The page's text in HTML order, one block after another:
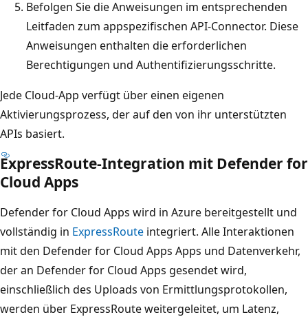
Befolgen Sie die Anweisungen im entsprechenden
Leitfaden zum appspezifischen API-Connector. Diese
Anweisungen enthalten die erforderlichen
Berechtigungen und Authentifizierungsschritte.
Jede Cloud-App verfügt über einen eigenen
Aktivierungsprozess, der auf den von ihr unterstützten
APIs basiert.
ExpressRoute-Integration mit Defender for
Cloud Apps
Defender for Cloud Apps wird in Azure bereitgestellt und
vollständig in ExpressRoute integriert. Alle Interaktionen
mit den Defender for Cloud Apps Apps und Datenverkehr,
der an Defender for Cloud Apps gesendet wird,
einschließlich des Uploads von Ermittlungsprotokollen,
werden über ExpressRoute weitergeleitet, um Latenz,